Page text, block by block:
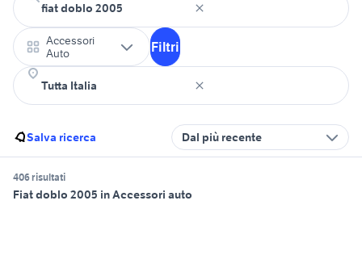
Accessori
Auto
Filtri
Salva ricerca Dal più recente
406 risultati
Fiat doblo 2005 in Accessori auto